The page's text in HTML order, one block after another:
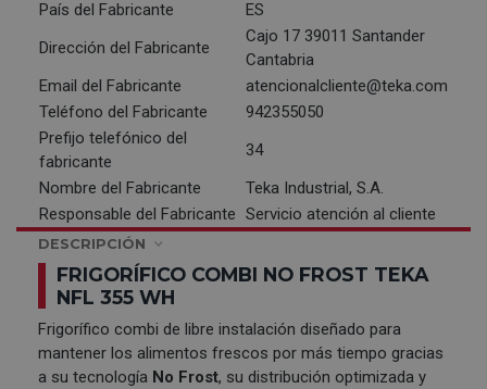
País del Fabricante
ES
Dirección del Fabricante
Cajo 17 39011 Santander
Cantabria
Email del Fabricante
atencionalcliente@teka.com
Teléfono del Fabricante
942355050
Prefijo telefónico del
fabricante
34
Nombre del Fabricante
Teka Industrial, S.A.
Responsable del Fabricante Servicio atención al cliente
DESCRIPCIÓN
FRIGORÍFICO COMBI NO FROST TEKA
NFL 355 WH
Frigorífico combi de libre instalación diseñado para
mantener los alimentos frescos por más tiempo gracias
a su tecnología No Frost, su distribución optimizada y